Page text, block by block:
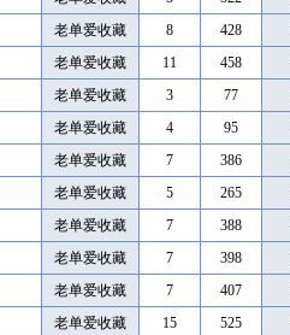
老单爱收藏
8 428
老单爱收藏
11 458
老单爱收藏
3 77
老单爱收藏
4 95
老单爱收藏
7 386
老单爱收藏
5 265
老单爱收藏
7 388
老单爱收藏
7 398
老单爱收藏
7 407
老单爱收藏
15 525